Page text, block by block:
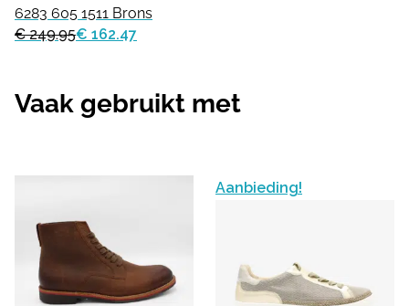
6283 605 1511 Brons
€ 249.95€ 162.47
Vaak gebruikt met
Aanbieding!